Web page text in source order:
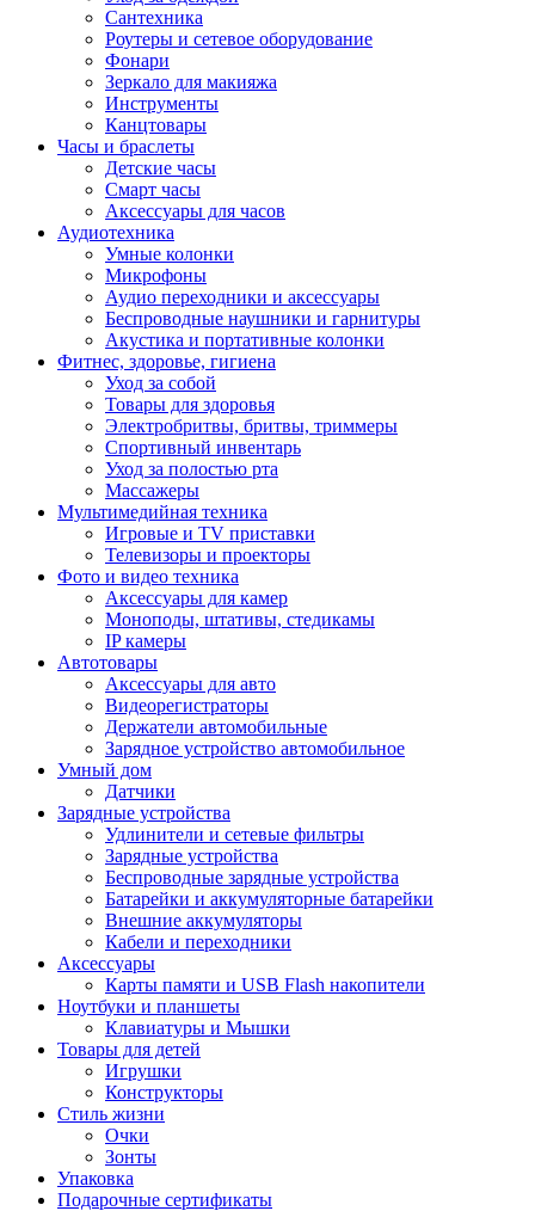
Сантехника
Роутеры и сетевое оборудование
Фонари
Зеркало для макияжа
Инструменты
Канцтовары
Часы и браслеты
Детские часы
Смарт часы
Аксессуары для часов
Аудиотехника
Умные колонки
Микрофоны
Аудио переходники и аксессуары
Беспроводные наушники и гарнитуры
Акустика и портативные колонки
Фитнес, здоровье, гигиена
Уход за собой
Товары для здоровья
Электробритвы, бритвы, триммеры
Спортивный инвентарь
Уход за полостью рта
Массажеры
Мультимедийная техника
Игровые и TV приставки
Телевизоры и проекторы
Фото и видео техника
Аксессуары для камер
Моноподы, штативы, стедикамы
IP камеры
Автотовары
Аксессуары для авто
Видеорегистраторы
Держатели автомобильные
Зарядное устройство автомобильное
Умный дом
Датчики
Зарядные устройства
Удлинители и сетевые фильтры
Зарядные устройства
Беспроводные зарядные устройства
Батарейки и аккумуляторные батарейки
Внешние аккумуляторы
Кабели и переходники
Аксессуары
Карты памяти и USB Flash накопители
Ноутбуки и планшеты
Клавиатуры и Мышки
Товары для детей
Игрушки
Конструкторы
Стиль жизни
Очки
Зонты
Упаковка
Подарочные сертификаты